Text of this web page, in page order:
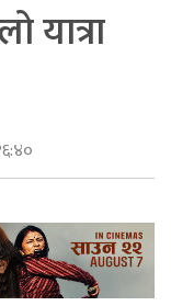
यात्रा